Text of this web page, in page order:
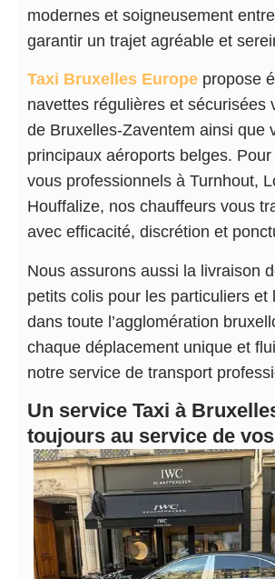
modernes et soigneusement
garantir un trajet agréable et
Taxi Bruxelles Europe propose
navettes régulières et sécurisées
de Bruxelles-Zaventem ainsi que
principaux aéroports belges.
vous professionnels à Turnhout,
Houffalize, nos chauffeurs vous
avec efficacité, discrétion et
Nous assurons aussi la livraison
petits colis pour les particuliers et
dans toute l’agglomération
chaque déplacement unique et
notre service de transport
Un service Taxi à
toujours au service de